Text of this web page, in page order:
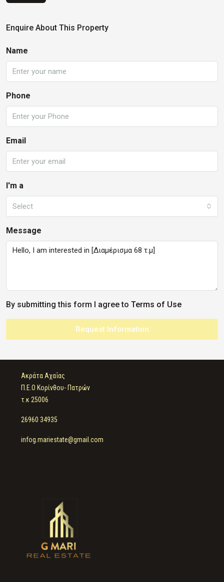
Enquire About This Property
Name
Phone
Email
I'm a
Select
Message
By submitting this form I agree to Terms of Use
Request Information
Ακράτα Αχαΐας
Π.Ε.Ο Κορίνθου- Πατρών
τ.κ 25006
26960 34935
infog.mariestate@gmail.com